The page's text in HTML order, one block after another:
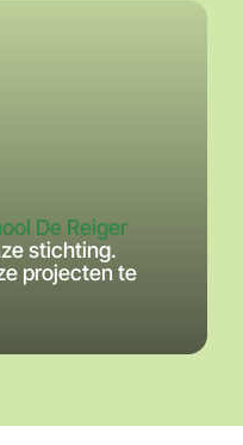
De Reiger
stichting.
projecten te